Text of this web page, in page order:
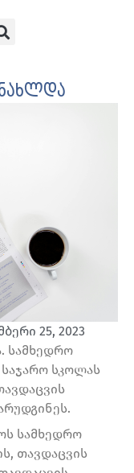
25, 2023
სამხედრო
საჯარო სკოლას
სამხედრო
თავდაცვის